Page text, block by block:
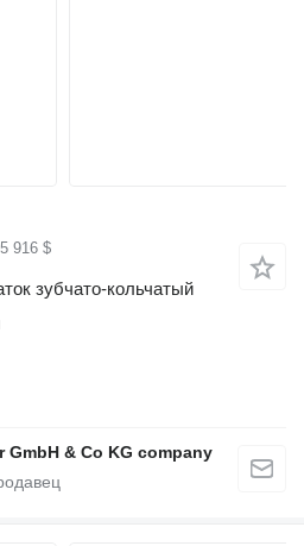
916 $
зубчато-кольчатый
GmbH & Co KG company